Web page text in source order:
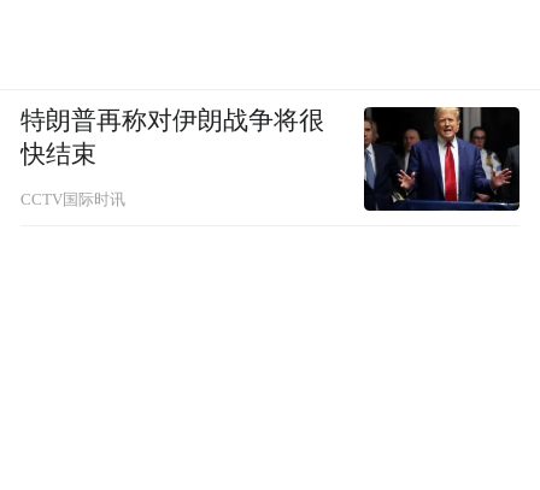
特朗普再称对伊朗战争将很
快结束
CCTV国际时讯